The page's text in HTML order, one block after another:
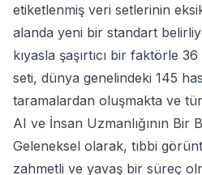
etiketlenmiş veri setlerinin
alanda yeni bir standart
kıyasla şaşırtıcı bir faktörle
seti, dünya genelindeki 145
taramalardan oluşmakta ve
AI ve İnsan Uzmanlığının Bir
Geleneksel olarak, tıbbi
zahmetli ve yavaş bir süreç